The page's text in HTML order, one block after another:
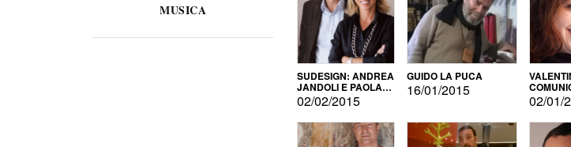
MUSICA
SUDESIGN: ANDREA
JANDOLI E PAOLA
PISAPIA
02/02/2015
GUIDO LA PUCA
16/01/2015
02/01/